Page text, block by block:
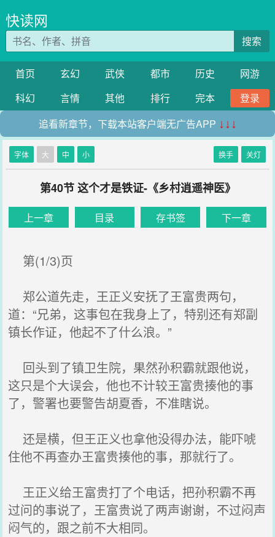
快读网
搜索
首页 玄幻 武侠 都市 历史
网游
科幻
言情 其他 排行 完本
登录
追看新章节，下载本站客户端无广告APP ↓↓↓
字体 大 中 小 换手 关灯
第40节 这个才是铁证-《乡村逍遥神医》
上一章 目录 存书签 下一章
第(1/3)页
郑公道先走，王正义安抚了王富贵两句，
道：“兄弟，这事包在我身上了，特别还有郑副
镇长作证，他起不了什么浪。”
回头到了镇卫生院，果然孙积霸就跟他说，
这只是个大误会，他也不计较王富贵揍他的事
了，警署也要警告胡夏香，不准瞎说。
还是横，但王正义也拿他没得办法，能吓唬
住他不再查办王富贵揍他的事，那就行了。
王正义给王富贵打了个电话，把孙积霸不再
过问的事说了，王富贵说了两声谢谢，不过闷声
闷气的，跟之前不大相同。